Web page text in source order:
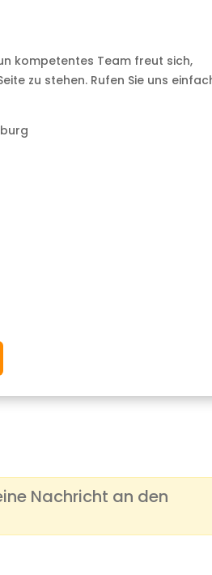
kompetentes Team freut sich,
zu stehen. Rufen Sie uns
Nachricht an den